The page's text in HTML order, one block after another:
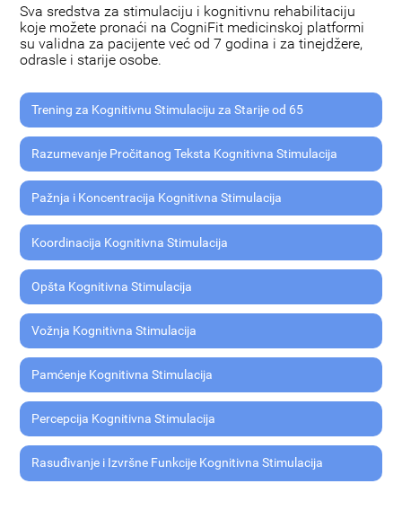
Sva sredstva za stimulaciju i kognitivnu rehabilitaciju
koje možete pronaći na CogniFit medicinskoj platformi
su validna za pacijente već od 7 godina i za tinejdžere,
odrasle i starije osobe.
Trening za Kognitivnu Stimulaciju za Starije od 65
Razumevanje Pročitanog Teksta Kognitivna Stimulacija
Pažnja i Koncentracija Kognitivna Stimulacija
Koordinacija Kognitivna Stimulacija
Opšta Kognitivna Stimulacija
Vožnja Kognitivna Stimulacija
Pamćenje Kognitivna Stimulacija
Percepcija Kognitivna Stimulacija
Rasuđivanje i Izvršne Funkcije Kognitivna Stimulacija